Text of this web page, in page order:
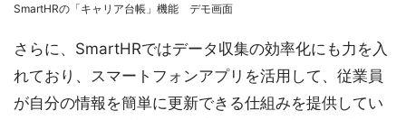
SmartHRの「キャリア台帳」機能 デモ画面
さらに、SmartHRではデータ収集の効率化にも力を入
れており、スマートフォンアプリを活用して、従業員
が自分の情報を簡単に更新できる仕組みを提供してい